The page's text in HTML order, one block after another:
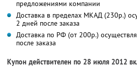
предложениями компании
Доставка в пределах МКАД (230р.)
2 дней после заказа
Доставка по РФ (от 200р.)
после заказа
Купон действителен по 28 июля 2012